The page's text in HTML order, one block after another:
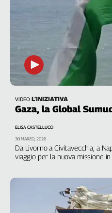
Sicilia
Toscana
Trentino
Umbria
Valle
D'Aosta
Archivio
Storico
1955-
Cerca
VIDEO L’INIZIATIVA
Gaza, la Global
Da Livorno a Civitavecchia, a
viaggio per la nuova missione
ELISA CASTELLUCCI
30 MARZO, 2026